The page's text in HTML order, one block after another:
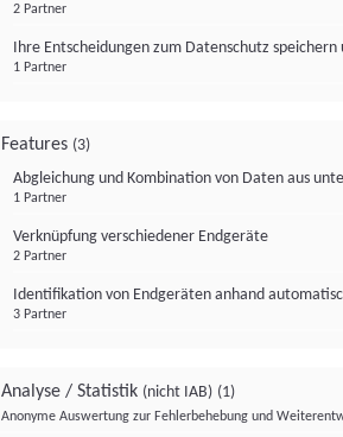
2 Partner
Ihre Entscheidungen zum Datenschutz
1 Partner
Features (3)
Abgleichung und Kombination von Daten aus
1 Partner
Verknüpfung verschiedener Endgeräte
2 Partner
Identifikation von Endgeräten anhand
3 Partner
Analyse / Statistik (nicht IAB) (1)
Anonyme Auswertung zur Fehlerbehebung und